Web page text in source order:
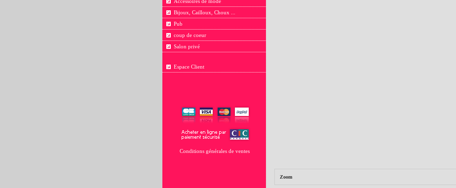
Bijoux, Cailloux, Choux ...
Pub
coup de coeur
Salon privé
Espace Client
Conditions générales de ventes
Zoom